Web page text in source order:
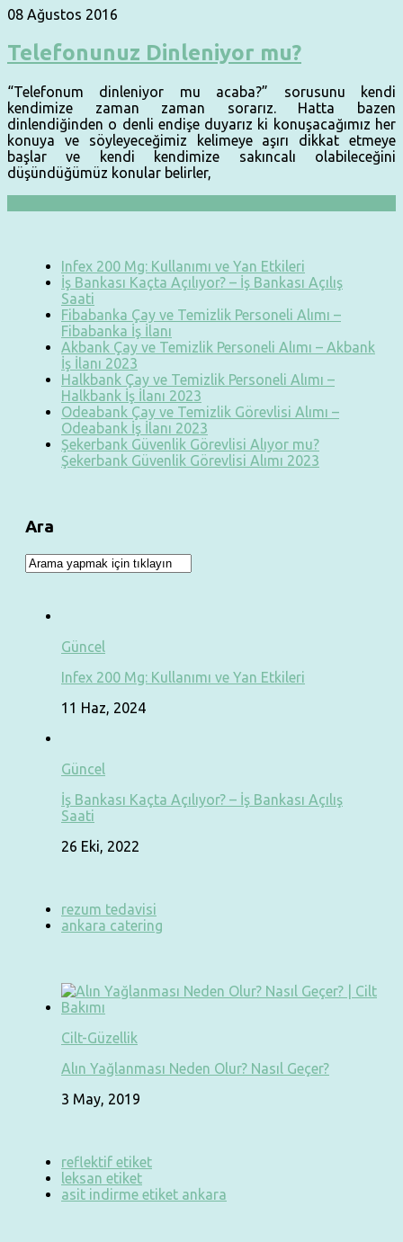
08 Ağustos 2016
Telefonunuz Dinleniyor mu?
“Telefonum dinleniyor mu acaba?” sorusunu kendi
kendimize zaman zaman sorarız. Hatta bazen
dinlendiğinden o denli endişe duyarız ki konuşacağımız her
konuya ve söyleyeceğimiz kelimeye aşırı dikkat etmeye
başlar ve kendi kendimize sakıncalı olabileceğini
düşündüğümüz konular belirler,
Infex 200 Mg: Kullanımı ve Yan Etkileri
İş Bankası Kaçta Açılıyor? – İş Bankası Açılış
Saati
Fibabanka Çay ve Temizlik Personeli Alımı –
Fibabanka İş İlanı
Akbank Çay ve Temizlik Personeli Alımı – Akbank
İş İlanı 2023
Halkbank Çay ve Temizlik Personeli Alımı –
Halkbank İş İlanı 2023
Odeabank Çay ve Temizlik Görevlisi Alımı –
Odeabank İş İlanı 2023
Şekerbank Güvenlik Görevlisi Alıyor mu?
Şekerbank Güvenlik Görevlisi Alımı 2023
Ara
Güncel
Infex 200 Mg: Kullanımı ve Yan Etkileri
11 Haz, 2024
Güncel
İş Bankası Kaçta Açılıyor? – İş Bankası Açılış
Saati
26 Eki, 2022
rezum tedavisi
ankara catering
Cilt-Güzellik
Alın Yağlanması Neden Olur? Nasıl Geçer?
3 May, 2019
reflektif etiket
leksan etiket
asit indirme etiket ankara